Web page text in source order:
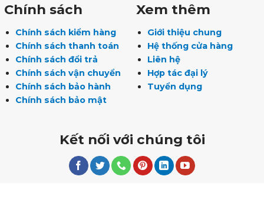
Chính sách
Chính sách kiểm hàng
Chính sách thanh toán
Chính sách đổi trả
Chính sách vận chuyển
Chính sách bảo hành
Chính sách bảo mật
Xem thêm
Giới thiệu chung
Hệ thống cửa hàng
Liên hệ
Hợp tác đại lý
Tuyển dụng
Kết nối với chúng tôi